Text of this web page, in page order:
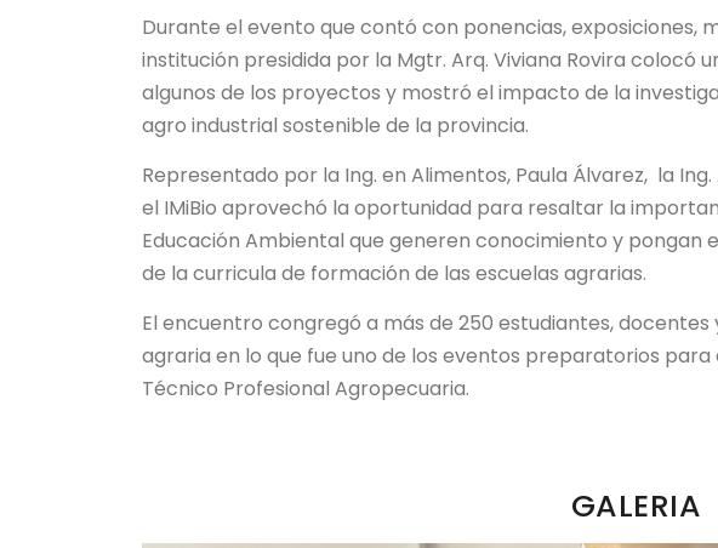
Durante el evento que contó con ponencias, exposiciones,
institución presidida por la Mgtr. Arq. Viviana Rovira colocó
algunos de los proyectos y mostró el impacto de la
agro industrial sostenible de la provincia.
Representado por la Ing. en Alimentos, Paula Álvarez, la
el IMiBio aprovechó la oportunidad para resaltar la
Educación Ambiental que generen conocimiento y pongan
de la curricula de formación de las escuelas agrarias.
El encuentro congregó a más de 250 estudiantes,
agraria en lo que fue uno de los eventos preparatorios para
Técnico Profesional Agropecuaria.
GALERIA